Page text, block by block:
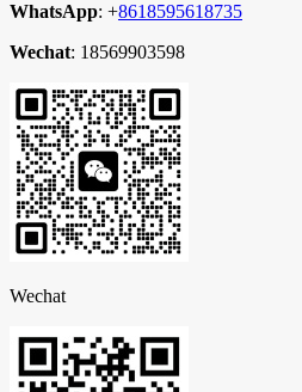
WhatsApp: +8618595618735
Wechat: 18569903598
Wechat